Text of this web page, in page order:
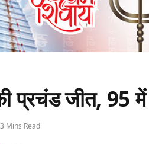
की प्रचंड जीत, 95
3 Mins Read